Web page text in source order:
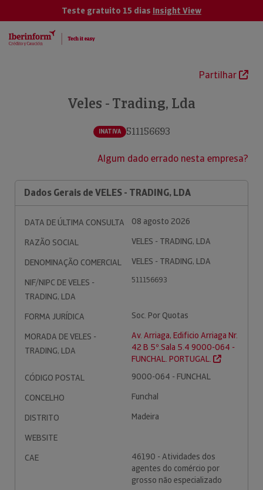
Teste gratuito 15 dias Insight View
Partilhar
Veles - Trading, Lda
INATIVA 511156693
Algum dado errado nesta empresa?
Dados Gerais de VELES - TRADING, LDA
DATA DE ÚLTIMA CONSULTA
08 agosto 2026
RAZÃO SOCIAL
VELES - TRADING, LDA
DENOMINAÇÃO COMERCIAL
VELES - TRADING, LDA
NIF/NIPC DE VELES -
TRADING, LDA
511156693
FORMA JURÍDICA
Soc. Por Quotas
MORADA DE VELES -
TRADING, LDA
Av. Arriaga, Edificio Arriaga Nr.
42 B 5º.Sala 5.4 9000-064 -
FUNCHAL. PORTUGAL.
CÓDIGO POSTAL
9000-064 - FUNCHAL
CONCELHO
Funchal
DISTRITO
Madeira
WEBSITE
CAE
46190 - Atividades dos
agentes do comércio por
grosso não especializado